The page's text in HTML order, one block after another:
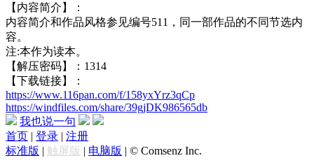
【内容简介】：
内容简介和作品风格参见编号511，同一部作品的不同节选内
容。
注:本作为读本。
【解压密码】：1314
【下载链接】：
https://www.116pan.com/f/158yxYrz3qCp
https://windfiles.com/share/39gjDK986565db
我也说一句
首页 | 登录 | 注册
标准版 | 触屏版 | 电脑版 | © Comsenz Inc.